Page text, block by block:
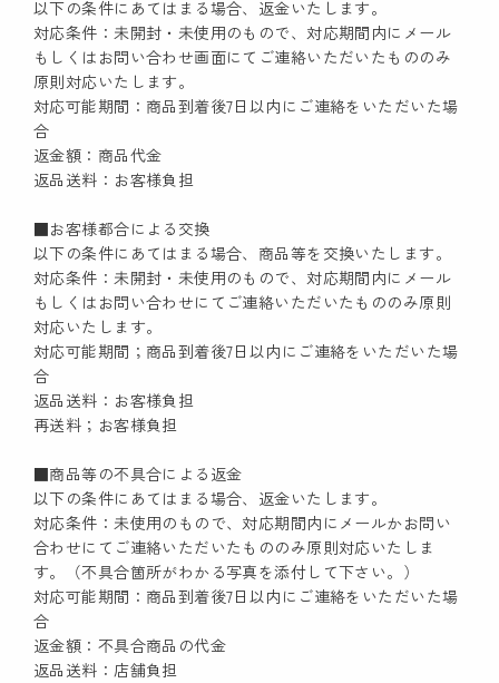
以下の条件にあてはまる場合、返金いたします。
対応条件：未開封・未使用のもので、対応期間内にメール
もしくはお問い合わせ画面にてご連絡いただいたもののみ
原則対応いたします。
対応可能期間：商品到着後7日以内にご連絡をいただいた場
合
返金額：商品代金
返品送料：お客様負担
■お客様都合による交換
以下の条件にあてはまる場合、商品等を交換いたします。
対応条件：未開封・未使用のもので、対応期間内にメール
もしくはお問い合わせにてご連絡いただいたもののみ原則
対応いたします。
対応可能期間；商品到着後7日以内にご連絡をいただいた場
合
返品送料：お客様負担
再送料；お客様負担
■商品等の不具合による返金
以下の条件にあてはまる場合、返金いたします。
対応条件：未使用のもので、対応期間内にメールかお問い
合わせにてご連絡いただいたもののみ原則対応いたしま
す。（不具合箇所がわかる写真を添付して下さい。）
対応可能期間：商品到着後7日以内にご連絡をいただいた場
合
返金額：不具合商品の代金
返品送料：店舗負担